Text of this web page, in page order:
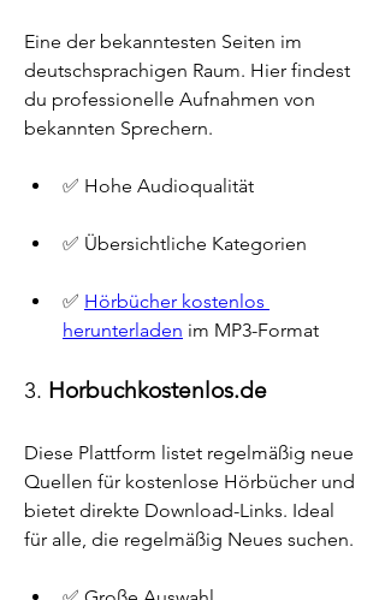
Eine der bekanntesten Seiten im
deutschsprachigen Raum. Hier findest
du professionelle Aufnahmen von
bekannten Sprechern.
✅ Hohe Audioqualität
✅ Übersichtliche Kategorien
✅ Hörbücher kostenlos
herunterladen im MP3-Format
3. Horbuchkostenlos.de
Diese Plattform listet regelmäßig neue
Quellen für kostenlose Hörbücher und
bietet direkte Download-Links. Ideal
für alle, die regelmäßig Neues suchen.